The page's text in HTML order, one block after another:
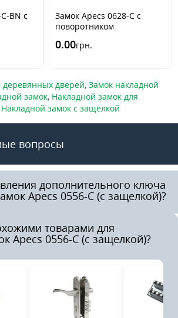
BN c
Замок Apecs 0628-C c
поворотником
0.00грн.
деревянных дверей, Замок накладной
замок, Накладной замок для
Накладной замок с защелкой
вопросы
дополнительного ключа
Apecs 0556-C (с защелкой)?
товарами для
Apecs 0556-C (с защелкой)?